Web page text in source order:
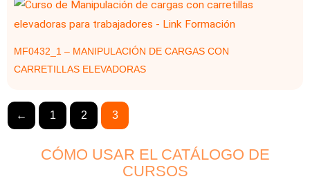
MF0432_1 – MANIPULACIÓN DE CARGAS CON
CARRETILLAS ELEVADORAS
← 1 2 3
CÓMO USAR EL CATÁLOGO DE
CURSOS